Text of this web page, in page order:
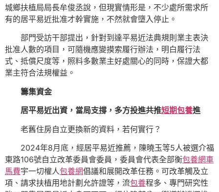
城鄉扶植局局長牟俊丞說，但現實情形是，不少處所需求所
有的居平易近批准才幹實施，不然就會墮入停止。
部門受訪干部提出，針對到達平易近法典規則業主表決
批准人數的項目，可隨機應變摸索履行辦法，明白履行法
式、抵償尺度等，照料多數業主好處關心的同時，保證大都
業主符合法規權益。
籌集資金
居平易近出資，當局支撐，多方投進共推短期包養進
老舊住房自立更換新的資料，若何實行？
2024年8月底，經居平易近推薦，陳曉玉等5人被選介福
東路106號自立改革委員會委員，委員會代表全部衡包養網車
馬費宇一切權人包養網倡議和展開改革任務。可改革觸及立
項、請求扶植用地計劃允許證等，流包養程多、專門研究性